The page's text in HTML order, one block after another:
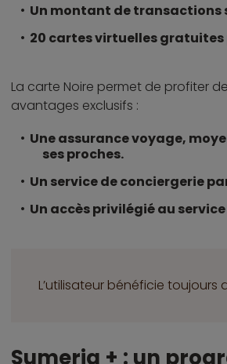
Un montant de transactions
20 cartes virtuelles
La carte Noire permet de profiter
avantages exclusifs :
Une assurance voyage,
ses proches.
Un service de conciergerie
Un accès privilégié au
L’utilisateur bénéficie
Sumeria + : un